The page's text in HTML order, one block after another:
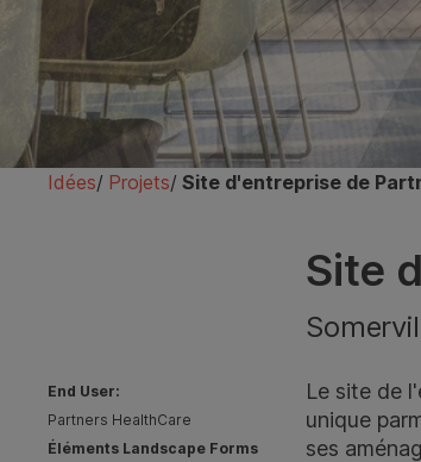
Idées/ Projets/ Site d'entreprise de
Site
End User:
Partners HealthCare
Éléments Landscape Forms
Le site de
unique
ses